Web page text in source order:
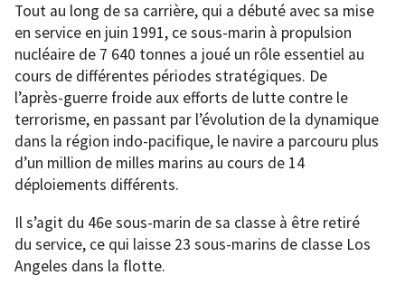
Tout au long de sa carrière, qui a débuté avec sa mise
en service en juin 1991, ce sous-marin à propulsion
nucléaire de 7 640 tonnes a joué un rôle essentiel au
cours de différentes périodes stratégiques. De
l’après-guerre froide aux efforts de lutte contre le
terrorisme, en passant par l’évolution de la dynamique
dans la région indo-pacifique, le navire a parcouru plus
d’un million de milles marins au cours de 14
déploiements différents.
Il s’agit du 46e sous-marin de sa classe à être retiré
du service, ce qui laisse 23 sous-marins de classe Los
Angeles dans la flotte.